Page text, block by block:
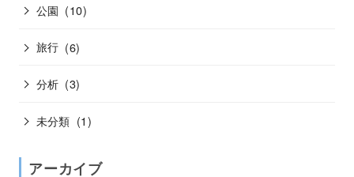
公園 (10)
旅行 (6)
分析 (3)
未分類 (1)
アーカイブ